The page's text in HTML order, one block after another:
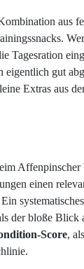
aus
Tagesration
eigentlich gut
Extras aus
Affenpinscher
einen
der bloße Blick
Score,